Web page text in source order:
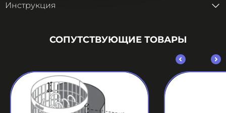
Инструкция
СОПУТСТВУЮЩИЕ ТОВАРЫ